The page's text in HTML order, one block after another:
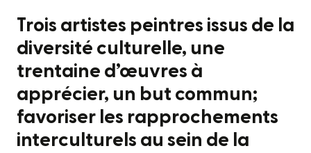
Trois artistes peintres issus de la
diversité culturelle, une
trentaine d’œuvres à
apprécier, un but commun;
favoriser les rapprochements
interculturels au sein de la